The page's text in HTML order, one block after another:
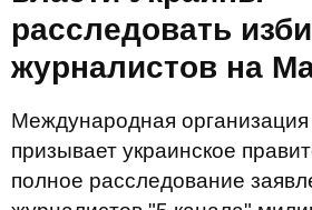
расследовать
журналистов на
Международная
призывает украинское
полное расследование